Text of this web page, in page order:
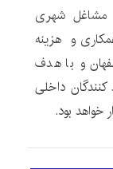
مشاغل شهری
و هزینه
و با هدف
داخلی
خواهد بود.